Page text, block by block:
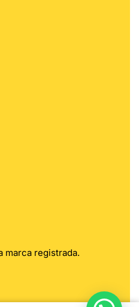
marca registrada.